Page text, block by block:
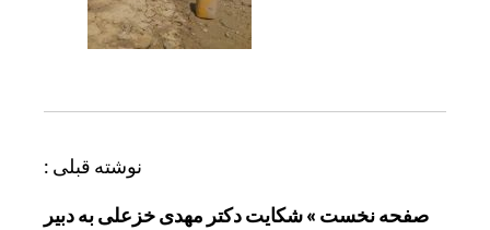
نوشته قبلی :
صفحه نخست » شکایت دکتر مهدی خزعلی به دبیر